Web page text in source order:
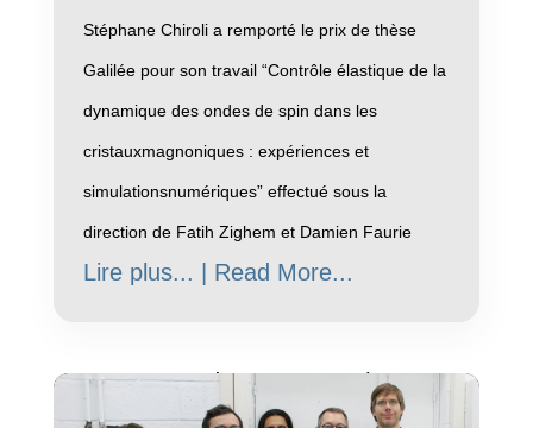
Stéphane Chiroli a remporté le prix de thèse
Galilée pour son travail “Contrôle élastique de la
dynamique des ondes de spin dans les
cristauxmagnoniques : expériences et
simulationsnumériques” effectué sous la
direction de Fatih Zighem et Damien Faurie
Lire plus... | Read More...